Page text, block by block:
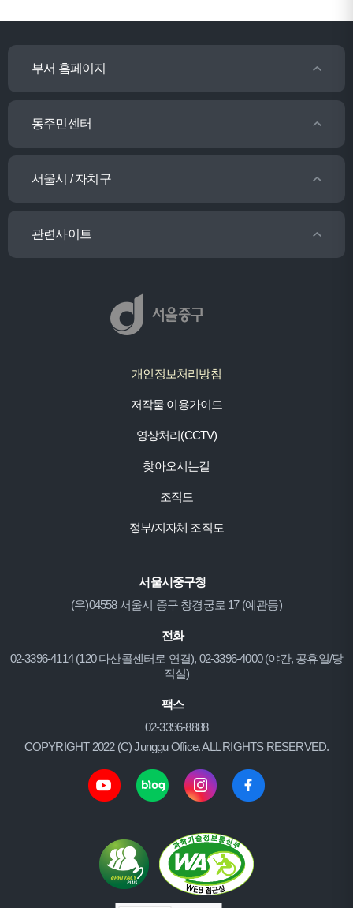
부서 홈페이지
동주민센터
서울시 / 자치구
관련사이트
개인정보처리방침
저작물 이용가이드
영상처리(CCTV)
찾아오시는길
조직도
정부/지자체 조직도
서울시중구청
(우)04558 서울시 중구 창경궁로 17 (예관동)
전화
02-3396-4114 (120 다산콜센터로 연결), 02-3396-4000 (야간, 공휴일/당
직실)
팩스
02-3396-8888
COPYRIGHT 2022 (C) Junggu Office. ALL RIGHTS RESERVED.